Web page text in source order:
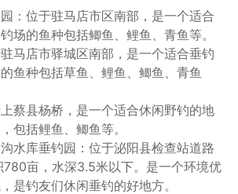
：位于驻马店市区南部，是一个适合
场的鱼种包括鲫鱼、鲤鱼、青鱼等。
马店市驿城区南部，是一个适合垂钓
鱼种包括草鱼、鲤鱼、鲫鱼、青鱼
蔡县杨桥，是一个适合休闲野钓的地
包括鲤鱼、鲫鱼等。
水库垂钓园：位于泌阳县检查站道路
亩，水深3.5米以下。是一个环境优
是钓友们休闲垂钓的好地方。